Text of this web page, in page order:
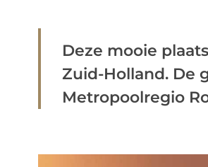
Deze mooie
Zuid-Holland. De
Metropoolregio